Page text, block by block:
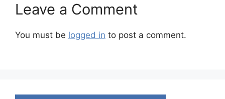
Leave a Comment
You must be logged in to post a comment.